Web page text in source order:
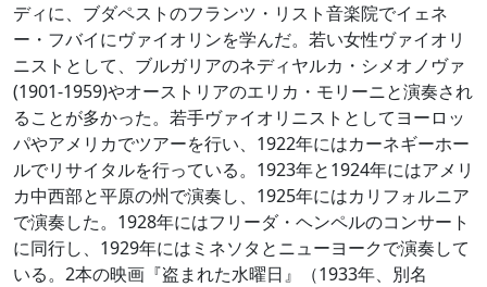
ディに、ブダペストのフランツ・リスト音楽院でイェネ
ー・フバイにヴァイオリンを学んだ。若い女性ヴァイオリ
ニストとして、ブルガリアのネディヤルカ・シメオノヴァ
(1901-1959)やオーストリアのエリカ・モリーニと演奏され
ることが多かった。若手ヴァイオリニストとしてヨーロッ
パやアメリカでツアーを行い、1922年にはカーネギーホー
ルでリサイタルを行っている。1923年と1924年にはアメリ
カ中西部と平原の州で演奏し、1925年にはカリフォルニア
で演奏した。1928年にはフリーダ・ヘンペルのコンサート
に同行し、1929年にはミネソタとニューヨークで演奏して
いる。2本の映画『盗まれた水曜日』（1933年、別名